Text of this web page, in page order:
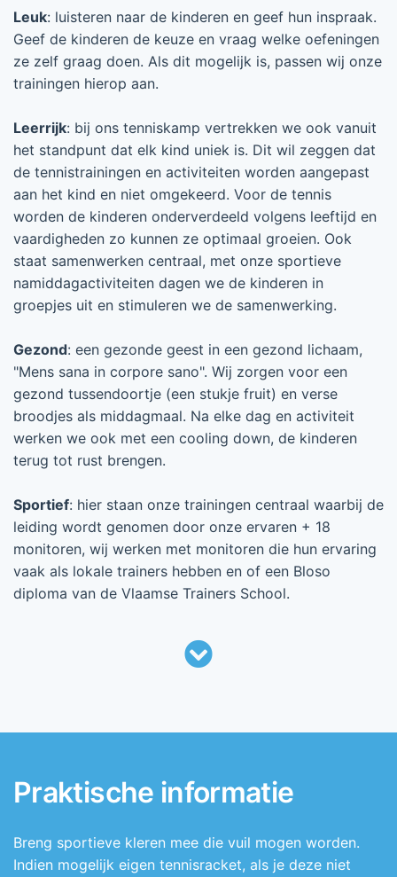
Leuk: luisteren naar de kinderen en geef hun inspraak.
Geef de kinderen de keuze en vraag welke oefeningen
ze zelf graag doen. Als dit mogelijk is, passen wij onze
trainingen hierop aan.
Leerrijk: bij ons tenniskamp vertrekken we ook vanuit
het standpunt dat elk kind uniek is. Dit wil zeggen dat
de tennistrainingen en activiteiten worden aangepast
aan het kind en niet omgekeerd. Voor de tennis
worden de kinderen onderverdeeld volgens leeftijd en
vaardigheden zo kunnen ze optimaal groeien. Ook
staat samenwerken centraal, met onze sportieve
namiddagactiviteiten dagen we de kinderen in
groepjes uit en stimuleren we de samenwerking.
Gezond: een gezonde geest in een gezond lichaam,
"Mens sana in corpore sano". Wij zorgen voor een
gezond tussendoortje (een stukje fruit) en verse
broodjes als middagmaal. Na elke dag en activiteit
werken we ook met een cooling down, de kinderen
terug tot rust brengen.
Sportief: hier staan onze trainingen centraal waarbij de
leiding wordt genomen door onze ervaren + 18
monitoren, wij werken met monitoren die hun ervaring
vaak als lokale trainers hebben en of een Bloso
diploma van de Vlaamse Trainers School.
Praktische informatie
Breng sportieve kleren mee die vuil mogen worden.
Indien mogelijk eigen tennisracket, als je deze niet